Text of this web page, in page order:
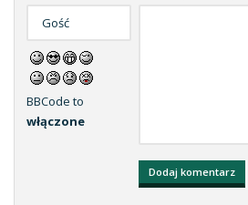
BBCode to
włączone